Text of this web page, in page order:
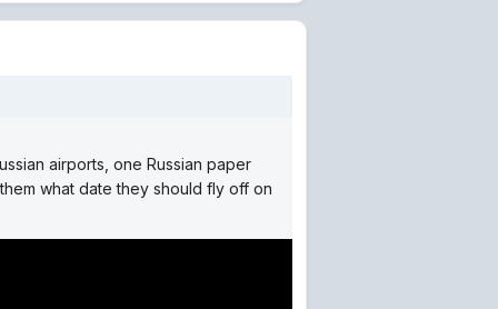
airports, one Russian paper
what date they should fly off on